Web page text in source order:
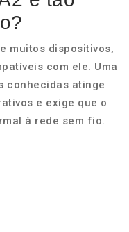
muitos dispositivos,
com ele. Uma
conhecidas atinge
e exige que o
à rede sem fio.